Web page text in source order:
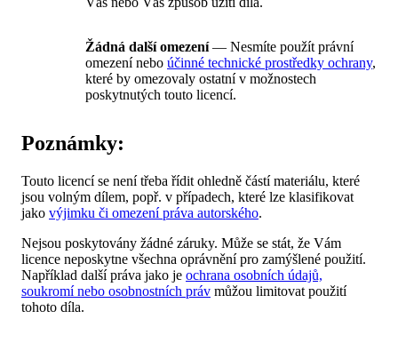
Žádná další omezení— Nesmíte použít právní
omezení nebo účinné technické prostředky ochrany,
které by omezovaly ostatní v možnostech
poskytnutých touto licencí.
Poznámky:
Touto licencí se není třeba řídit ohledně částí materiálu, které
jsou volným dílem, popř. v případech, které lze klasifikovat
jako výjimku či omezení práva autorského.
Nejsou poskytovány žádné záruky. Může se stát, že Vám
licence neposkytne všechna oprávnění pro zamýšlené použití.
Například další práva jako je ochrana osobních údajů,
soukromí nebo osobnostních práv můžou limitovat použití
tohoto díla.